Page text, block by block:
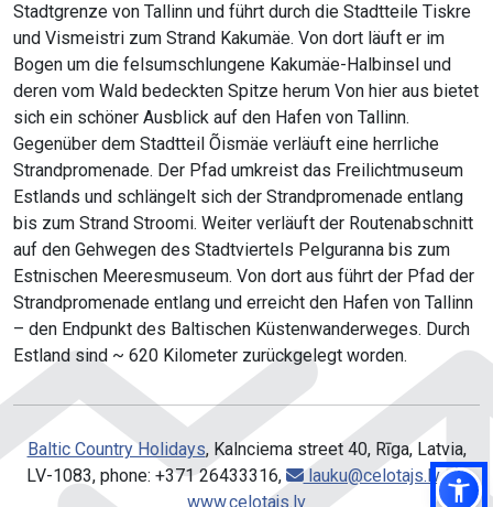
Stadtgrenze von Tallinn und führt durch die Stadtteile Tiskre
und Vismeistri zum Strand Kakumäe. Von dort läuft er im
Bogen um die felsumschlungene Kakumäe-Halbinsel und
deren vom Wald bedeckten Spitze herum Von hier aus bietet
sich ein schöner Ausblick auf den Hafen von Tallinn.
Gegenüber dem Stadtteil Õismäe verläuft eine herrliche
Strandpromenade. Der Pfad umkreist das Freilichtmuseum
Estlands und schlängelt sich der Strandpromenade entlang
bis zum Strand Stroomi. Weiter verläuft der Routenabschnitt
auf den Gehwegen des Stadtviertels Pelguranna bis zum
Estnischen Meeresmuseum. Von dort aus führt der Pfad der
Strandpromenade entlang und erreicht den Hafen von Tallinn
– den Endpunkt des Baltischen Küstenwanderweges. Durch
Estland sind ~ 620 Kilometer zurückgelegt worden.
Baltic Country Holidays, Kalnciema street 40, Rīga, Latvia,
LV-1083, phone: +371 26433316,
lauku@celotajs.lv,
www.celotajs.lv